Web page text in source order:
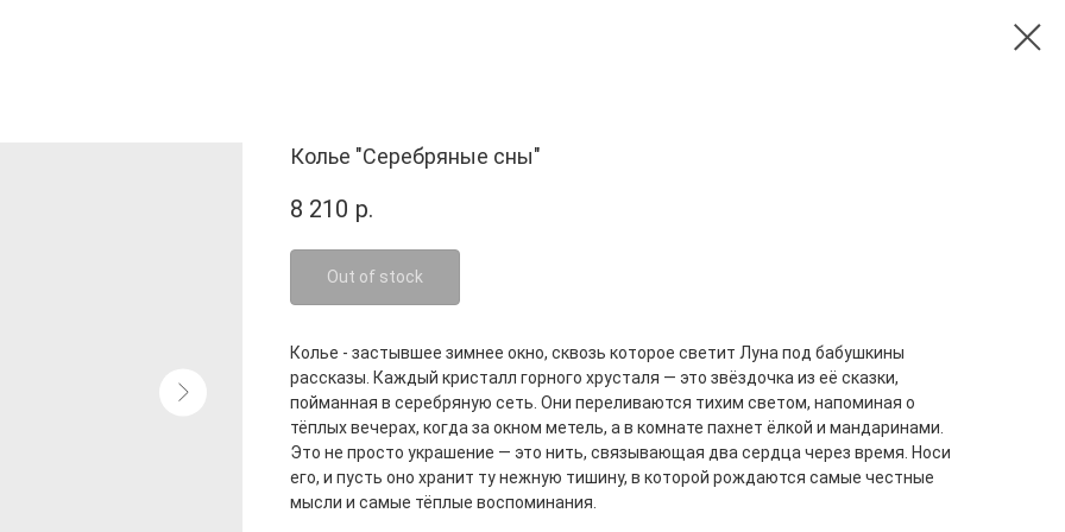
Колье "Серебряные сны"
8 210 р.
Out of stock
Колье - застывшее зимнее окно, сквозь которое светит Луна под бабушкины
рассказы. Каждый кристалл горного хрусталя — это звёздочка из её сказки,
пойманная в серебряную сеть. Они переливаются тихим светом, напоминая о
тёплых вечерах, когда за окном метель, а в комнате пахнет ёлкой и мандаринами.
Это не просто украшение — это нить, связывающая два сердца через время. Носи
его, и пусть оно хранит ту нежную тишину, в которой рождаются самые честные
мысли и самые тёплые воспоминания.